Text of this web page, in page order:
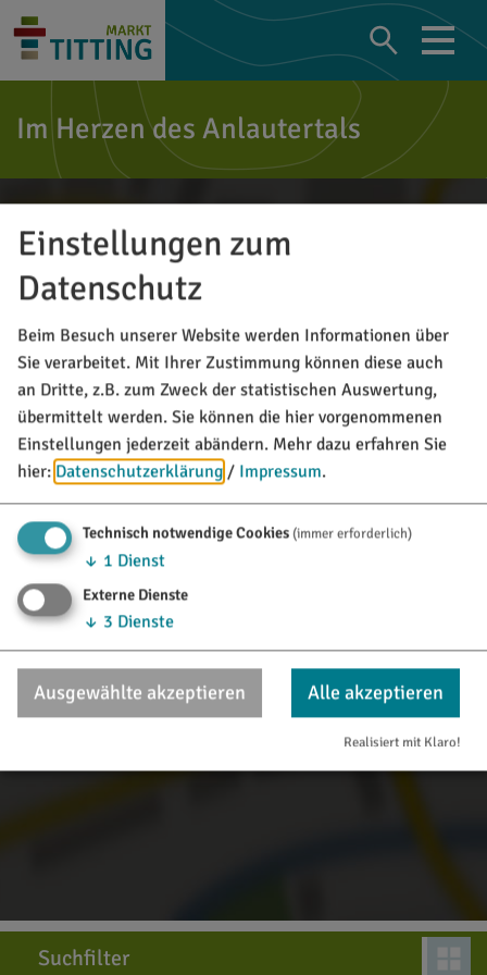
Im Herzen des Anlautertals
Suchfilter
Möchten Sie von Google Maps bereitgestellte externe
Einstellungen zum
Datenschutz
Beim Besuch unserer Website werden Informationen über
Sie verarbeitet. Mit Ihrer Zustimmung können diese auch
an Dritte, z.B. zum Zweck der statistischen Auswertung,
übermittelt werden. Sie können die hier vorgenommenen
Einstellungen jederzeit abändern. Mehr dazu erfahren Sie
hier: Datenschutzerklärung / Impressum.
Technisch notwendige Cookies(immer erforderlich)
↓ 1 Dienst
Externe Dienste
↓ 3 Dienste
Ausgewählte akzeptieren Alle akzeptieren
Realisiert mit Klaro!